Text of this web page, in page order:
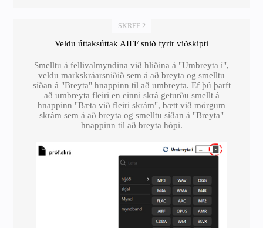
SKREF 2
Veldu úttaksúttak AIFF snið fyrir viðskipti
Smelltu á fellivalmyndina við hliðina á "Umbreyta í",
veldu markskráarsniðið sem á að breyta og smelltu
síðan á "Breyta" hnappinn til að umbreyta. Ef þú þarft
að umbreyta fleiri en einni skrá geturðu smellt á
hnappinn "Bæta við fleiri skrám", bætt við mörgum
skrám sem á að breyta og smelltu síðan á "Breyta"
hnappinn til að breyta hópi.